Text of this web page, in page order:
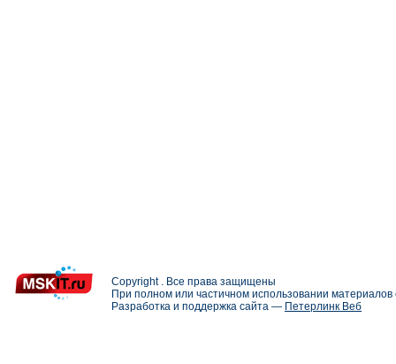
Copyright . Все права защищены
При полном или частичном использовании
Разработка и поддержка сайта — Петерлинк Веб